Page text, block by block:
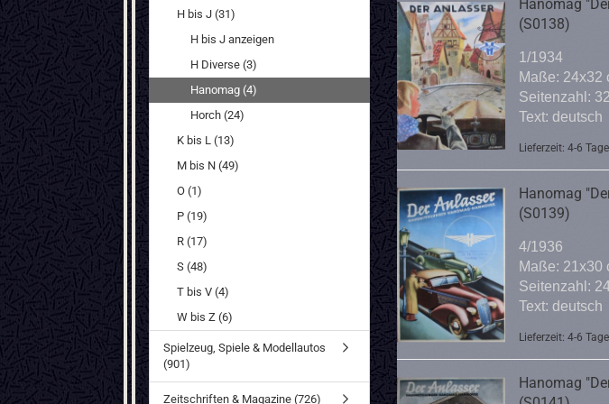
Hanomag
(S0138)
1/1934
Maße: 24x32
Seitenzahl: 32
Text: deutsch
Lieferzeit: 4-6 Tage
Hanomag
(S0139)
4/1936
Maße: 21x30
Seitenzahl:
Text: deutsch
Lieferzeit: 4-6 Tage
Hanomag
H bis J (31)
H bis J anzeigen
H Diverse (3)
Hanomag (4)
Horch (24)
K bis L (13)
M bis N (49)
O (1)
P (19)
R (17)
S (48)
T bis V (4)
W bis Z (6)
Spielzeug, Spiele & Modellautos
(901)
Zeitschriften & Magazine (726)